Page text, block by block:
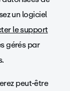
un logiciel
le support
gérés par
peut-être